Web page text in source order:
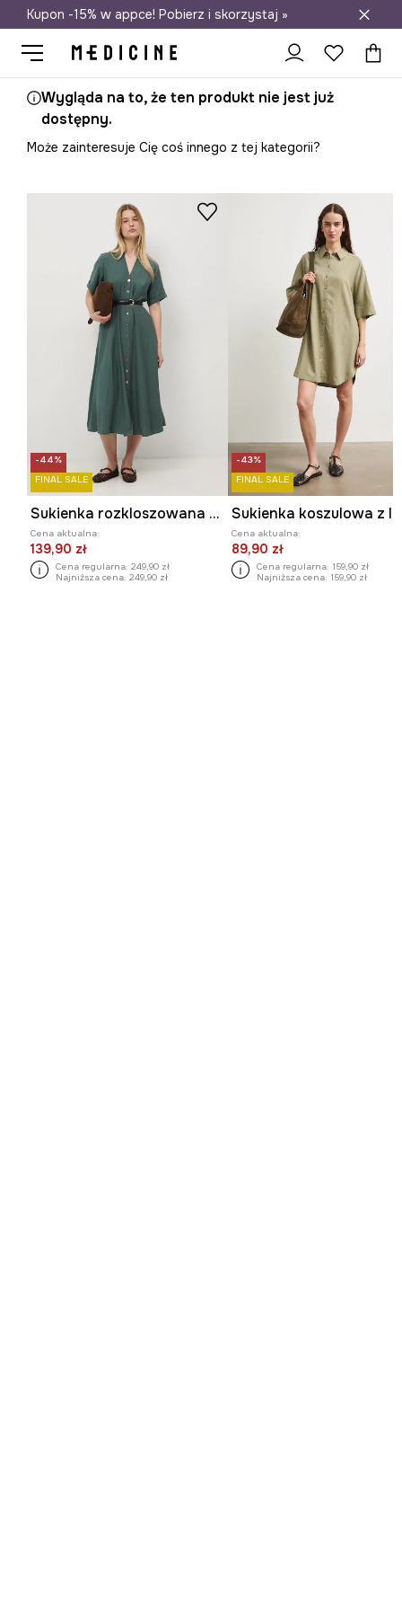
Darmowa dostawa do salonów
Kupon -15% w appce! Pobierz i skorzystaj »
Wygląda na to, że ten produkt nie jest już
dostępny.
Może zainteresuje Cię coś innego z tej kategorii?
-44%
FINAL SALE
Sukienka rozkloszowana z wiskozą
Cena aktualna:
139,90 zł
Cena regularna: 249,90 zł
Najniższa cena: 249,90 zł
-43%
FINAL SALE
Cena aktualna:
89,90 zł
Cena regularna: 159,90 zł
Najniższa cena: 159,90 zł